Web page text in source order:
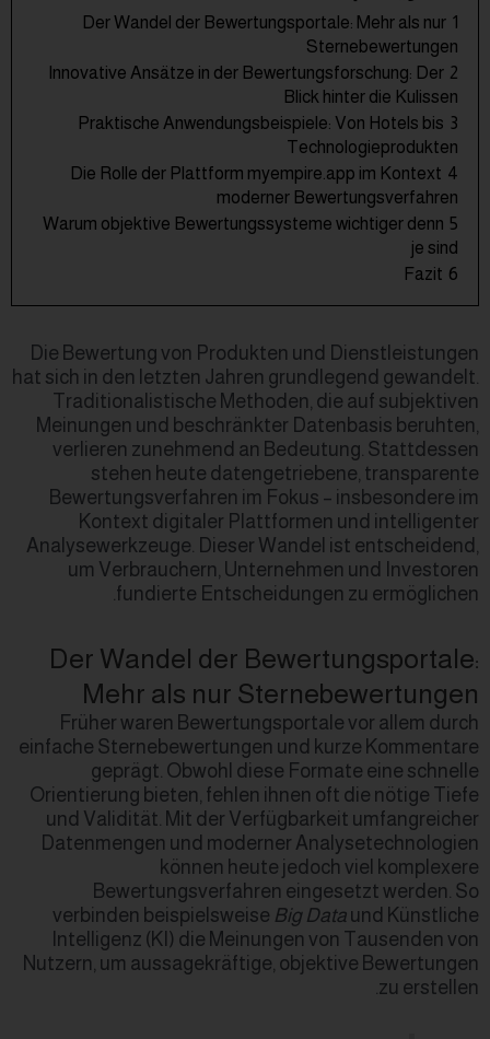
Der Wandel der
Innovative Ansätze in der
Praktische
Die Rolle der Plattform
Warum objektive
Die Bewertung von
hat sich in den letzten Jahren
Traditionalistische
Meinungen und
verlieren zunehmend an
stehen heute
Bewertungsverfahren im
Kontext digitaler
Analysewerkzeuge. Dieser
um Verbrauchern,
fundierte
Der Wandel der
Mehr als nur
Früher waren
einfache Sternebewertungen
geprägt. Obwohl
Orientierung bieten, fehlen
und Validität. Mit der
Datenmengen und
können heute
Bewertungsverfahren
verbinden beispielsweise
Intelligenz (KI) die
Nutzern, um aussagekräftige,